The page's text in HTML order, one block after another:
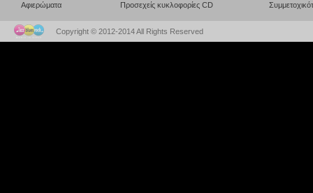
Αφιερώματα
Προσεχείς κυκλοφορίες CD
Copyright © 2012-2014 All Rights Reserved